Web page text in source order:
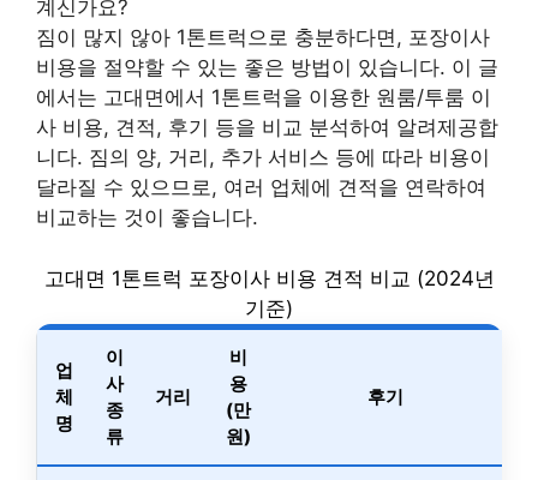
계신가요?
짐이 많지 않아 1톤트럭으로 충분하다면, 포장이사
비용을 절약할 수 있는 좋은 방법이 있습니다. 이 글
에서는 고대면에서 1톤트럭을 이용한 원룸/투룸 이
사 비용, 견적, 후기 등을 비교 분석하여 알려제공합
니다. 짐의 양, 거리, 추가 서비스 등에 따라 비용이
달라질 수 있으므로, 여러 업체에 견적을 연락하여
비교하는 것이 좋습니다.
고대면 1톤트럭 포장이사 비용 견적 비교 (2024년
기준)
업
체
명
이
사
종
류
거리
비
용
(만
원)
후기